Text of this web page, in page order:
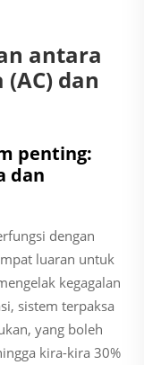
antara
dan
penting:
dan
dengan
luaran untuk
kegagalan
sistem terpaksa
yang boleh
kira-kira 30%